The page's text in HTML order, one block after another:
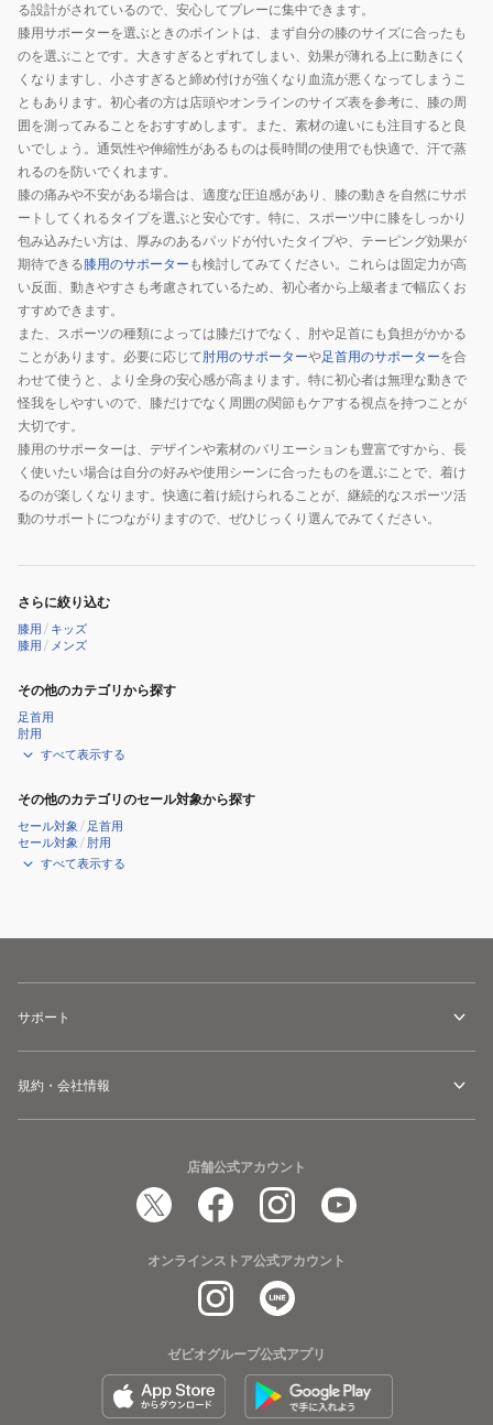
る設計がされているので、安心してプレーに集中できます。
膝用サポーターを選ぶときのポイントは、まず自分の膝のサイズに合ったも
のを選ぶことです。大きすぎるとずれてしまい、効果が薄れる上に動きにく
くなりますし、小さすぎると締め付けが強くなり血流が悪くなってしまうこ
ともあります。初心者の方は店頭やオンラインのサイズ表を参考に、膝の周
囲を測ってみることをおすすめします。また、素材の違いにも注目すると良
いでしょう。通気性や伸縮性があるものは長時間の使用でも快適で、汗で蒸
れるのを防いでくれます。
膝の痛みや不安がある場合は、適度な圧迫感があり、膝の動きを自然にサポ
ートしてくれるタイプを選ぶと安心です。特に、スポーツ中に膝をしっかり
包み込みたい方は、厚みのあるパッドが付いたタイプや、テーピング効果が
期待できる膝用のサポーター も検討してみてください。これらは固定力が高
い反面、動きやすさも考慮されているため、初心者から上級者まで幅広くお
すすめできます。
また、スポーツの種類によっては膝だけでなく、肘や足首にも負担がかかる
ことがあります。必要に応じて肘用のサポーターや足首用のサポーターを合
わせて使うと、より全身の安心感が高まります。特に初心者は無理な動きで
怪我をしやすいので、膝だけでなく周囲の関節もケアする視点を持つことが
大切です。
膝用のサポーターは、デザインや素材のバリエーションも豊富ですから、長
く使いたい場合は自分の好みや使用シーンに合ったものを選ぶことで、着け
るのが楽しくなります。快適に着け続けられることが、継続的なスポーツ活
動のサポートにつながりますので、ぜひじっくり選んでみてください。
さらに絞り込む
膝用 / キッズ
膝用 / メンズ
その他のカテゴリから探す
足首用
肘用
すべて表示する
その他のカテゴリのセール対象から探す
セール対象 / 足首用
セール対象 / 肘用
すべて表示する
サポート
規約・会社情報
店舗公式アカウント
オンラインストア公式アカウント
ゼビオグループ公式アプリ